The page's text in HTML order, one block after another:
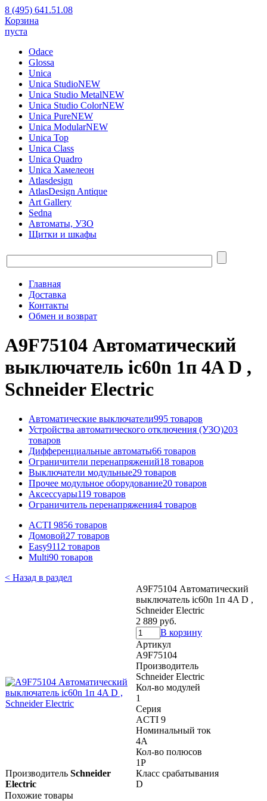
8 (495) 641.51.08
Корзина
пуста
Odace
Glossa
Unica
Unica StudioNEW
Unica Studio MetalNEW
Unica Studio ColorNEW
Unica PureNEW
Unica ModularNEW
Unica Top
Unica Class
Unica Quadro
Unica Хамелеон
Atlasdesign
AtlasDesign Antique
Art Gallery
Sedna
Автоматы, УЗО
Щитки и шкафы
Главная
Доставка
Контакты
Обмен и возврат
A9F75104 Автоматический
выключатель ic60n 1п 4A D ,
Schneider Electric
Автоматические выключатели995 товаров
Устройства автоматического отключения (УЗО)203
товаров
Дифференциальные автоматы66 товаров
Ограничители перенапряжений18 товаров
Выключатели модульные29 товаров
Прочее модульное оборудование20 товаров
Аксессуары119 товаров
Ограничитель перенапряжения4 товаров
ACTI 9856 товаров
Домовой27 товаров
Easy9112 товаров
Multi90 товаров
< Назад в раздел
A9F75104 Автоматический
выключатель ic60n 1п 4A D ,
Schneider Electric
2 889 руб.
В корзину
Артикул
A9F75104
Производитель
Schneider Electric
Кол-во модулей
1
Серия
ACTI 9
Номинальный ток
4A
Кол-во полюсов
1P
Класс срабатывания
D
Производитель Schneider
Electric
Похожие товары